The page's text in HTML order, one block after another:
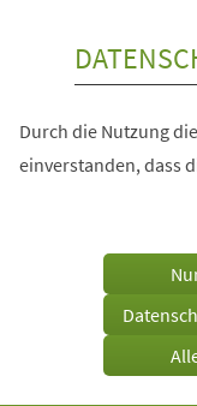
Durch die Nutzung
einverstanden, dass